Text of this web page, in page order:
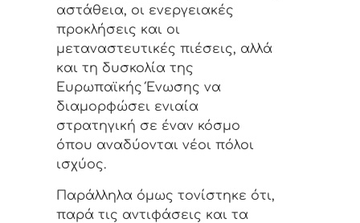
αστάθεια, οι ενεργειακές
προκλήσεις και οι
μεταναστευτικές πιέσεις, αλλά
και τη δυσκολία της
Ευρωπαϊκής Ένωσης να
διαμορφώσει ενιαία
στρατηγική σε έναν κόσμο
όπου αναδύονται νέοι πόλοι
ισχύος.
Παράλληλα όμως τονίστηκε ότι,
παρά τις αντιφάσεις και τα